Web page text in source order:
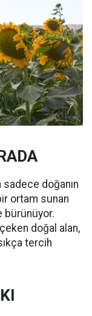
doğanın
ortam sunan
bürünüyor.
doğal alan,
tercih